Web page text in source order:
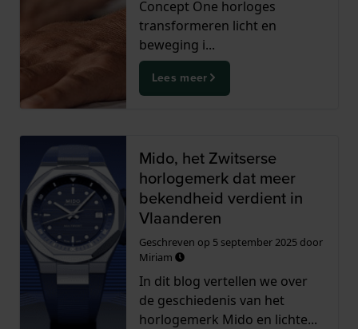
Concept One horloges
transformeren licht en
beweging i...
Lees meer
Mido, het Zwitserse
horlogemerk dat meer
bekendheid verdient in
Vlaanderen
Geschreven op 5 september 2025door
Miriam
In dit blog vertellen we over
de geschiedenis van het
horlogemerk Mido en lichte...